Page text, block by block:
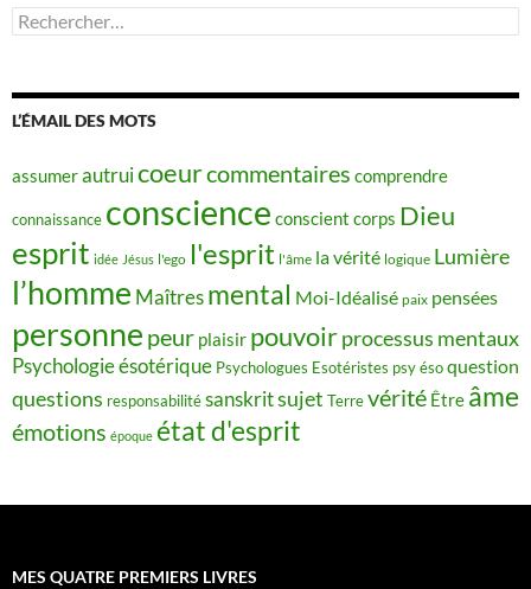
Rechercher :
L’ÉMAIL DES MOTS
assumerautruicoeurcommentaires comprendre
connaissance conscience conscient corps Dieu
esprit idée Jésus l'ego l'esprit l'âme la vérité logique Lumière
l’homme Maîtres mental Moi-Idéalisé paix pensées
personne peur plaisir pouvoirprocessus mentaux
Psychologie ésotérique Psychologues Esotéristes psy ésoquestion
questions responsabilitésanskritsujet Terrevérité Être âme
émotions époque état d'esprit
MES QUATRE PREMIERS LIVRES